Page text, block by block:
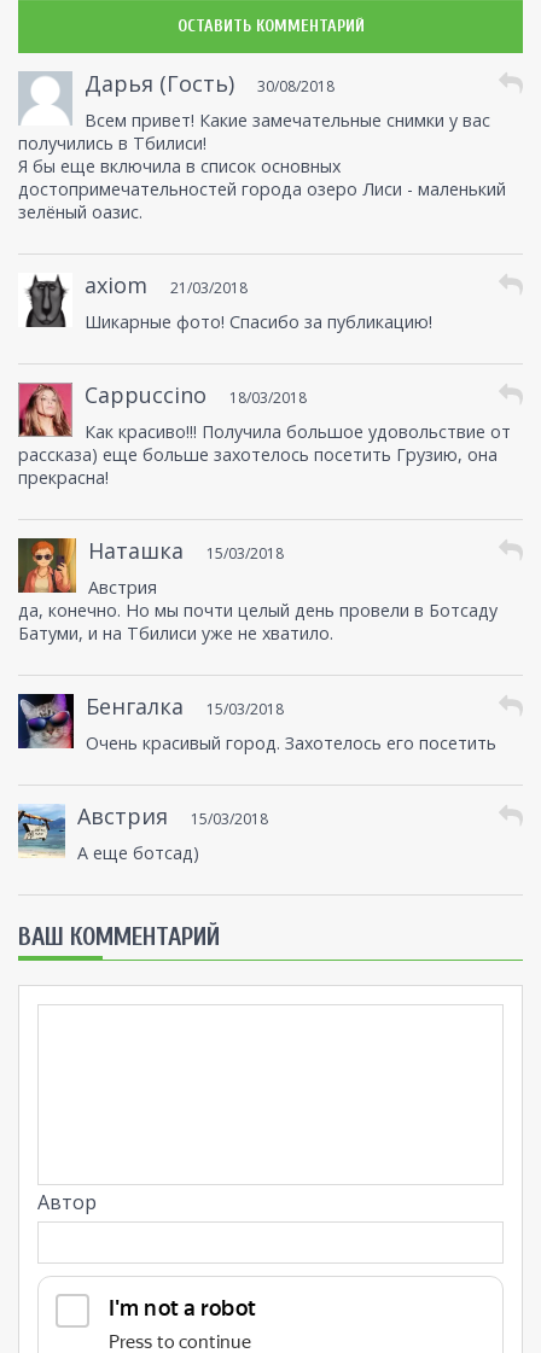
ОСТАВИТЬ КОММЕНТАРИЙ
Дарья (Гость) 30/08/2018
Всем привет! Какие замечательные снимки у вас
получились в Тбилиси!
Я бы еще включила в список основных
достопримечательностей города озеро Лиси - маленький
зелёный оазис.
axiom 21/03/2018
Шикарные фото! Спасибо за публикацию!
Cappuccino 18/03/2018
Как красиво!!! Получила большое удовольствие от
рассказа) еще больше захотелось посетить Грузию, она
прекрасна!
Наташка 15/03/2018
Австрия
да, конечно. Но мы почти целый день провели в Ботсаду
Батуми, и на Тбилиси уже не хватило.
Бенгалка 15/03/2018
Очень красивый город. Захотелось его посетить
Австрия 15/03/2018
А еще ботсад)
ВАШ КОММЕНТАРИЙ
Автор